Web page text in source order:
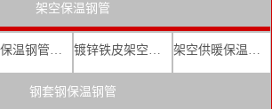
架空保温钢管
架空保温钢管厂家 镀锌铁皮架空保温管 架空供暖保温钢管
钢套钢保温钢管